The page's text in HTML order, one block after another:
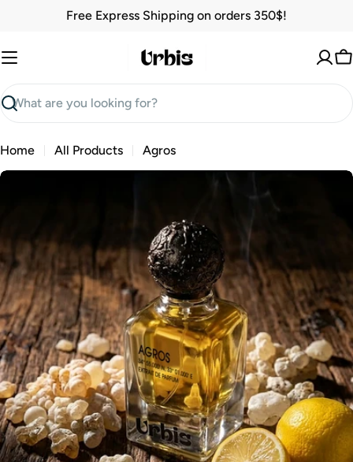
content
Free Express Shipping on orders 350$!
Search
Home All Products Agros